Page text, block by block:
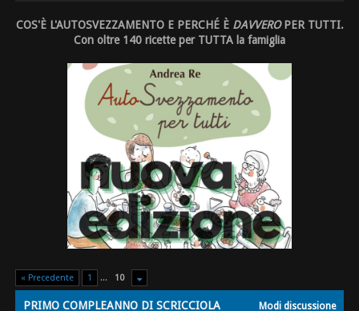
COS'È L'AUTOSVEZZAMENTO E PERCHÉ È DAVVEROPER TUTTI.
Con oltre 140 ricette per TUTTA la famiglia
« Precedente 1 ... 10
Modi discussione
PRIMO COMPLEANNO DI SCRICCIOLA